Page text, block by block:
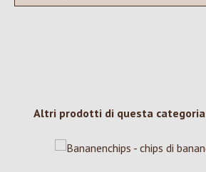
Salta la galleria dei prodotti
Altri prodotti di questa categoria